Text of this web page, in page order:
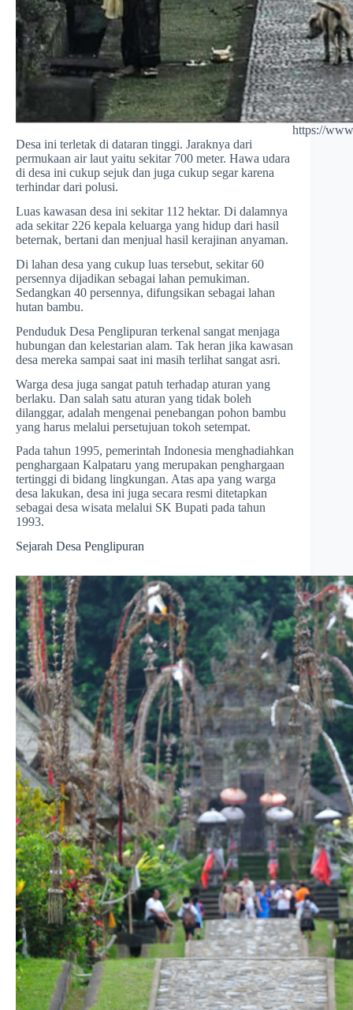
https://
Desa ini terletak di dataran tinggi. Jaraknya dari
permukaan air laut yaitu sekitar 700 meter. Hawa udara
di desa ini cukup sejuk dan juga cukup segar karena
terhindar dari polusi.
Luas kawasan desa ini sekitar 112 hektar. Di dalamnya
ada sekitar 226 kepala keluarga yang hidup dari hasil
beternak, bertani dan menjual hasil kerajinan anyaman.
Di lahan desa yang cukup luas tersebut, sekitar 60
persennya dijadikan sebagai lahan pemukiman.
Sedangkan 40 persennya, difungsikan sebagai lahan
hutan bambu.
Penduduk Desa Penglipuran terkenal sangat menjaga
hubungan dan kelestarian alam. Tak heran jika kawasan
desa mereka sampai saat ini masih terlihat sangat asri.
Warga desa juga sangat patuh terhadap aturan yang
berlaku. Dan salah satu aturan yang tidak boleh
dilanggar, adalah mengenai penebangan pohon bambu
yang harus melalui persetujuan tokoh setempat.
Pada tahun 1995, pemerintah Indonesia menghadiahkan
penghargaan Kalpataru yang merupakan penghargaan
tertinggi di bidang lingkungan. Atas apa yang warga
desa lakukan, desa ini juga secara resmi ditetapkan
sebagai desa wisata melalui SK Bupati pada tahun
1993.
Sejarah Desa Penglipuran